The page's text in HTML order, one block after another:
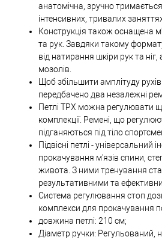
анатомічна, зручно
інтенсивних, тривалих
Конструкція також оснащена
та рук. Завдяки такому
від натирання шкіри рук та
мозолів.
Щоб збільшити амплітуду рухів
передбачено два незалежні
Петлі ТРХ можна регулювати
комплекції. Ремені, що
підганяються під тіло
Підвісні петлі - універсальний
прокачування м'язів спини,
живота. З ними тренування
результативними та
Система регулювання стоп
комплекси для прокачування
довжина петлі: 210 см;
Діаметр ручки: Регульований,